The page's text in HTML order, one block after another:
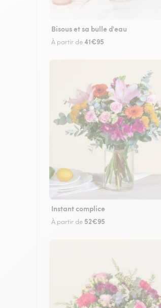
Bisous et sa bulle d'eau
À partir de41€95
Instant complice
À partir de 52€95